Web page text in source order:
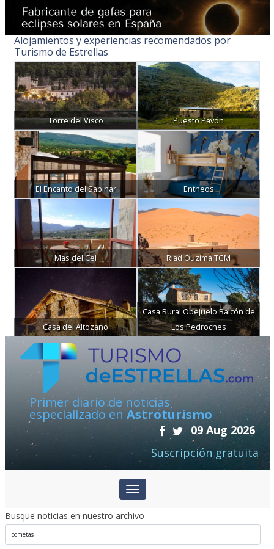
Alojamientos y experiencias recomendados por
Turismo de Estrellas
Torre del Visco Puesto Pavón
El Encanto del Sabinar Entheos
Mas del Cel Riad Ouzima TGM
Casa del Altozano
Casa Rural Obejuelo Balcón de
Los Pedroches
Primer diario de noticias
especializado en Astroturismo
09 Aug 2026
Suscripción gratuita
Busque noticias en nuestro archivo